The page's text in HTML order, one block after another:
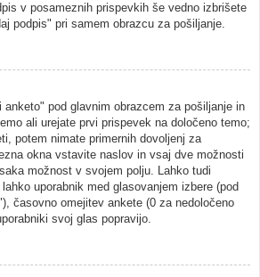
v posameznih prispevkih še vedno izbrišete
podpis" pri samem obrazcu za pošiljanje.
anketo" pod glavnim obrazcem za pošiljanje in
ali urejate prvi prispevek na določeno temo;
potem nimate primernih dovoljenj za
okna vstavite naslov in vsaj dve možnosti
možnost v svojem polju. Lahko tudi
uporabnik med glasovanjem izbere (pod
časovno omejitev ankete (0 za nedoločeno
svoj glas popravijo.